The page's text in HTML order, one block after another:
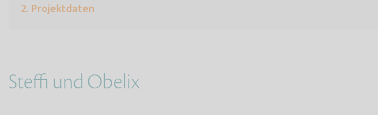
Projektdaten
Steffi und Obelix